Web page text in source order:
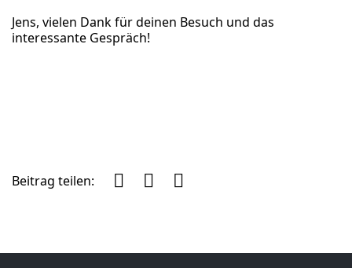
Jens, vielen Dank für deinen Besuch und das
interessante Gespräch!
Beitrag teilen:
Facebook
TwitterLinkedIn